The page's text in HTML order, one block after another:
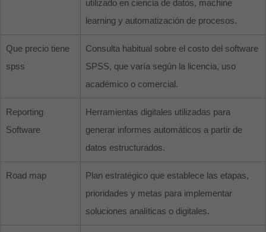
utilizado en ciencia de datos, machine
learning y automatización de procesos.
Que precio tiene
spss
Consulta habitual sobre el costo del software
SPSS, que varía según la licencia, uso
académico o comercial.
Reporting
Software
Herramientas digitales utilizadas para
generar informes automáticos a partir de
datos estructurados.
Road map
Plan estratégico que establece las etapas,
prioridades y metas para implementar
soluciones analíticas o digitales.